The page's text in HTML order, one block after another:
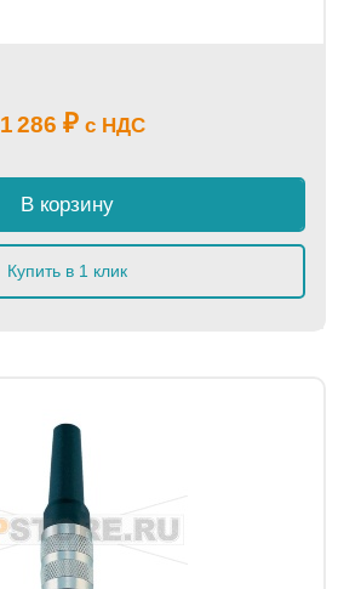
1 286 ₽ с НДС
В корзину
Купить в 1 клик